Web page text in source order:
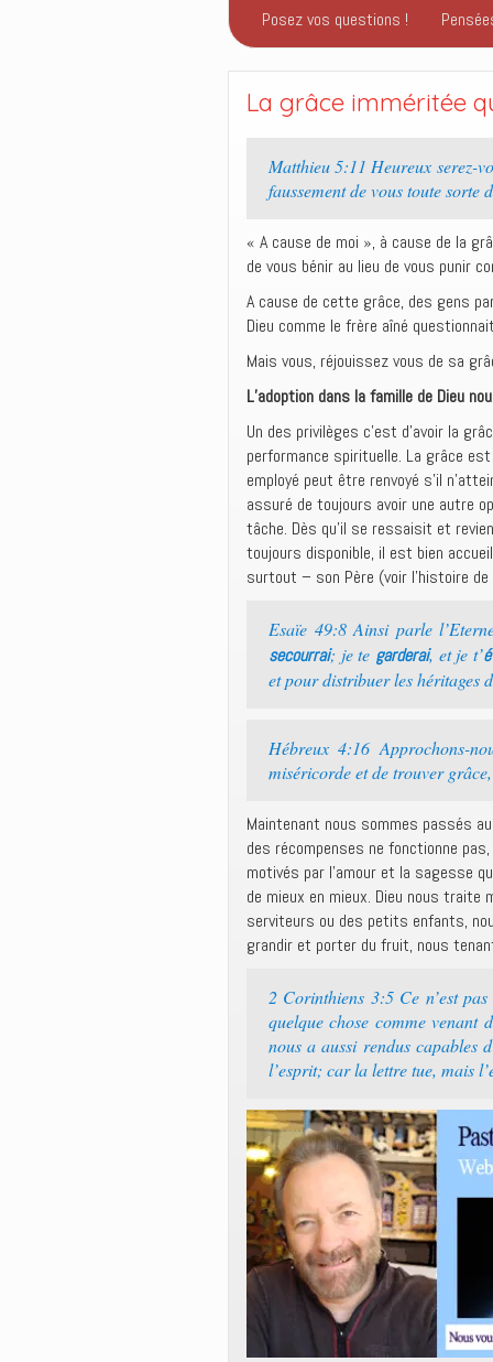
Posez vos questions !
La grâce imméritée
Matthieu 5:11 Heureux serez-
faussement de vous toute sorte
« A cause de moi », à cause de la
de vous bénir au lieu de vous punir
A cause de cette grâce, des gens
Dieu comme le frère aîné
Mais vous, réjouissez vous de sa
L’adoption dans la famille de Dieu
Un des privilèges c’est d’avoir la
performance spirituelle. La grâce
employé peut être renvoyé s’il
assuré de toujours avoir une autre
tâche. Dès qu’il se ressaisit et
toujours disponible, il est bien
surtout – son Père (voir l’histoire
Esaïe 49:8 Ainsi parle
secourrai; je te garderai, et je t’
et pour distribuer les héritages
Hébreux 4:16 Approchons-
miséricorde et de trouver
Maintenant nous sommes passés
des récompenses ne fonctionne
motivés par l’amour et la sagesse
de mieux en mieux. Dieu nous traite
serviteurs ou des petits enfants,
grandir et porter du fruit, nous
2 Corinthiens 3:5 Ce n’est
quelque chose comme
nous a aussi rendus capables
l’esprit; car la lettre tue, mais